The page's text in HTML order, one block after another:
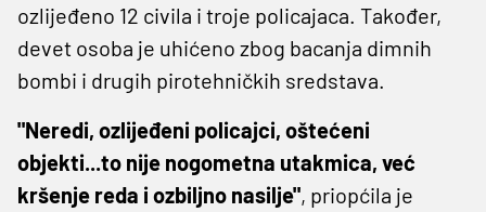
ozlijeđeno 12 civila i troje policajaca. Također,
devet osoba je uhićeno zbog bacanja dimnih
bombi i drugih pirotehničkih sredstava.
"Neredi, ozlijeđeni policajci, oštećeni
objekti...to nije nogometna utakmica, već
kršenje reda i ozbiljno nasilje", priopćila je